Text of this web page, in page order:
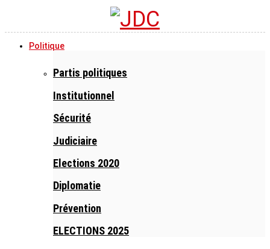
Politique
Partis politiques
Institutionnel
Sécurité
Judiciaire
Elections 2020
Diplomatie
Prévention
ELECTIONS 2025